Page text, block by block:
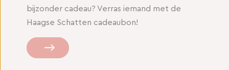
bijzonder cadeau? Verras iemand met de
Haagse Schatten cadeaubon!